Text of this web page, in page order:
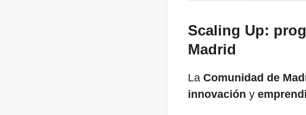
Scaling Up:
Madrid
La Comunidad de
innovación y